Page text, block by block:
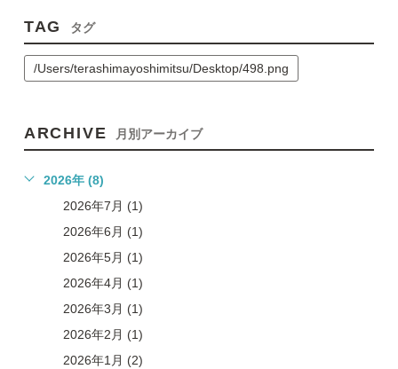
TAG タグ
/Users/terashimayoshimitsu/Desktop/498.png
ARCHIVE 月別アーカイブ
2026年 (8)
2026年7月 (1)
2026年6月 (1)
2026年5月 (1)
2026年4月 (1)
2026年3月 (1)
2026年2月 (1)
2026年1月 (2)